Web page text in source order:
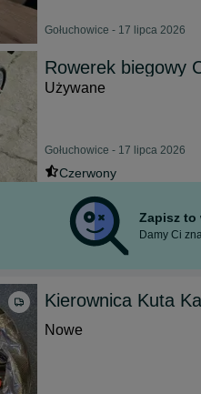
Gołuchowice - 17 lipca 2026
Rowerek biegowy
Używane
Gołuchowice - 17 lipca 2026
Czerwony
Zapisz to
Damy Ci
Kierownica Kuta
Nowe